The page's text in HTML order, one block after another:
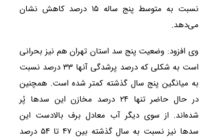
نسبت به متوسط پنج ساله ۱۵ درصد کاهش نشان
می‌دهد.
وی افزود: وضعیت پنج سد استان تهران هم نیز بحرانی
است به شکلی که درصد پرشدگی آنها ۳۳ درصد نسبت
به میانگین پنج سال گذشته کمتر شده است. همچنین
در حال حاضر تنها ۲۴ درصد مخازن این سدها پُر
شده‌اند. از سوی دیگر آب معادل برف بالادست این
سدها نیز نسبت به سال گذشته بین ۴۷ تا ۵۴ درصد